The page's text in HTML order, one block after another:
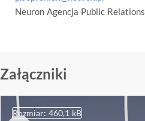
Neuron Agencja Public Relations
Załączniki
Rozmiar: 460,1 kB